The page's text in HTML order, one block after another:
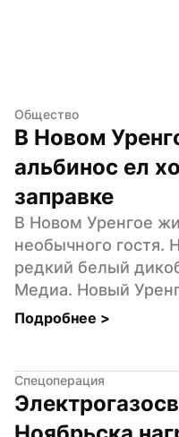
Общество
В Новом
альбинос ел
заправке
В Новом Уренгое
необычного гостя.
редкий белый
Медиа. Новый
Подробнее >
Спецоперация